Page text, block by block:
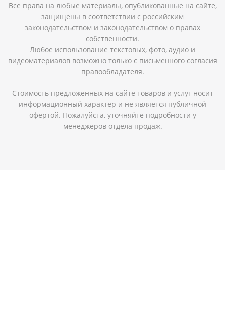
Все права на любые материалы, опубликованные на сайте,
защищены в соответствии с российским
законодательством и законодательством о правах
собственности.
Любое использование текстовых, фото, аудио и
видеоматериалов возможно только с письменного согласия
правообладателя.
Стоимость предложенных на сайте товаров и услуг носит
информационный характер и не является публичной
офертой. Пожалуйста, уточняйте подробности у
менеджеров отдела продаж.